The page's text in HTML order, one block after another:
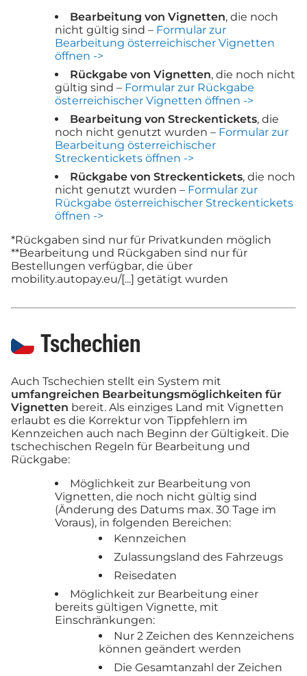
Bearbeitung von Vignetten, die noch
nicht gültig sind – Formular zur
Bearbeitung österreichischer Vignetten
öffnen ->
Rückgabe von Vignetten, die noch nicht
gültig sind – Formular zur Rückgabe
österreichischer Vignetten öffnen ->
Bearbeitung von Streckentickets, die
noch nicht genutzt wurden – Formular zur
Bearbeitung österreichischer
Streckentickets öffnen ->
Rückgabe von Streckentickets, die noch
nicht genutzt wurden – Formular zur
Rückgabe österreichischer Streckentickets
öffnen ->
*Rückgaben sind nur für Privatkunden möglich
**Bearbeitung und Rückgaben sind nur für
Bestellungen verfügbar, die über
mobility.autopay.eu/[...] getätigt wurden
Tschechien
Auch Tschechien stellt ein System mit
umfangreichen Bearbeitungsmöglichkeiten für
Vignetten bereit. Als einziges Land mit Vignetten
erlaubt es die Korrektur von Tippfehlern im
Kennzeichen auch nach Beginn der Gültigkeit. Die
tschechischen Regeln für Bearbeitung und
Rückgabe:
Möglichkeit zur Bearbeitung von
Vignetten, die noch nicht gültig sind
(Änderung des Datums max. 30 Tage im
Voraus), in folgenden Bereichen:
Kennzeichen
Zulassungsland des Fahrzeugs
Reisedaten
Möglichkeit zur Bearbeitung einer
bereits gültigen Vignette, mit
Einschränkungen:
Nur 2 Zeichen des Kennzeichens
können geändert werden
Die Gesamtanzahl der Zeichen